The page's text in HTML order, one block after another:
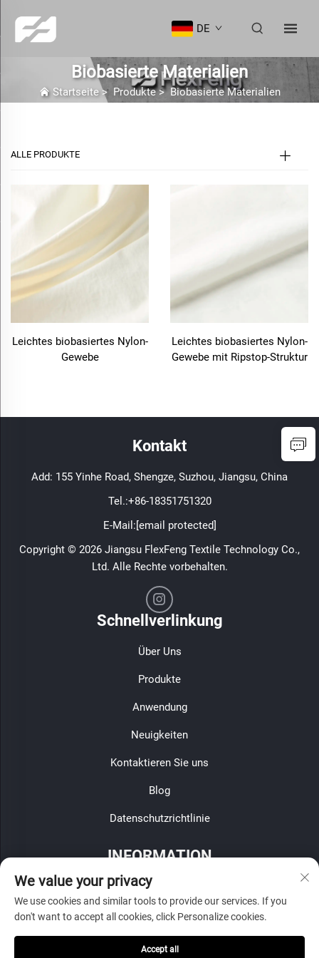
DE
Biobasierte Materialien
Startseite> Produkte> Biobasierte Materialien
ALLE PRODUKTE
Leichtes biobasiertes Nylon-
Gewebe
Leichtes biobasiertes Nylon-
Gewebe mit Ripstop-Struktur
Kontakt
Add: 155 Yinhe Road, Shengze, Suzhou, Jiangsu, China
Tel.:+86-18351751320
E-Mail:[email protected]
Copyright © 2026 Jiangsu FlexFeng Textile Technology Co.,
Ltd. Alle Rechte vorbehalten.
Schnellverlinkung
Über Uns
Produkte
Anwendung
Neuigkeiten
Kontaktieren Sie uns
Blog
Datenschutzrichtlinie
INFORMATION
Melden Sie sich für unseren wöchentlichen Newsletter an
We value your privacy
We use cookies and similar tools to provide our services. If you
don't want to accept all cookies, click Personalize cookies.
Accept all